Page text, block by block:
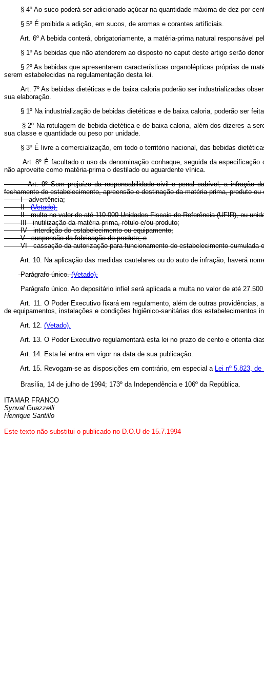
§ 4º Ao suco poderá ser adicionado açúcar na quantidade máxima de dez por
§ 5º É proibida a adição, em sucos, de aromas e corantes artificiais.
Art. 6º A bebida conterá, obrigatoriamente, a matéria-prima natural responsável
§ 1º As bebidas que não atenderem ao disposto no caput deste artigo serão
§ 2º As bebidas que apresentarem características organolépticas próprias de
serem estabelecidas na regulamentação desta lei.
Art. 7º As bebidas dietéticas e de baixa caloria poderão ser industrializadas
sua elaboração.
§ 1º Na industrialização de bebidas dietéticas e de baixa caloria, poderão ser
§ 2º Na rotulagem de bebida dietética e de baixa caloria, além dos dizeres a
sua classe e quantidade ou peso por unidade.
§ 3º É livre a comercialização, em todo o território nacional, das bebidas
Art. 8º É facultado o uso da denominação conhaque, seguida da
não aproveite como matéria-prima o destilado ou aguardente vínica.
Art. 9º Sem prejuízo da responsabilidade civil e penal cabível, a infração
fechamento do estabelecimento, apreensão e destinação da matéria-prima, produto
I - advertência;
II -(Vetado).
II - multa no valor de até 110.000 Unidades Fiscais de Referência (UFIR), ou
III - inutilização da matéria-prima, rótulo e/ou produto;
IV - interdição do estabelecimento ou equipamento;
V - suspensão da fabricação do produto; e
VI - cassação da autorização para funcionamento do estabelecimento cumulada
Art. 10. Na aplicação das medidas cautelares ou do auto de infração, haverá
Parágrafo único.(Vetado).
Parágrafo único. Ao depositário infiel será aplicada a multa no valor de até
Art. 11. O Poder Executivo fixará em regulamento, além de outras
de equipamentos, instalações e condições higiênico-sanitárias dos
Art. 12. (Vetado).
Art. 13. O Poder Executivo regulamentará esta lei no prazo de cento e oitenta
Art. 14. Esta lei entra em vigor na data de sua publicação.
Art. 15. Revogam-se as disposições em contrário, em especial a Lei nº 5.823,
Brasília, 14 de julho de 1994; 173º da Independência e 106º da República.
ITAMAR FRANCO
Synval Guazzelli
Henrique Santillo
Este texto não substitui o publicado no D.O.U de 15.7.1994